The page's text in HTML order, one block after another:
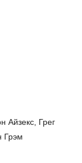
Айзекс Грег
Грэм